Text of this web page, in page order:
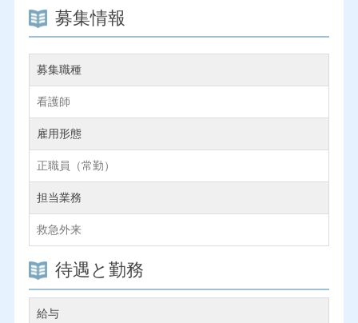
募集情報
募集職種
看護師
雇用形態
正職員（常勤）
担当業務
救急外来
待遇と勤務
給与